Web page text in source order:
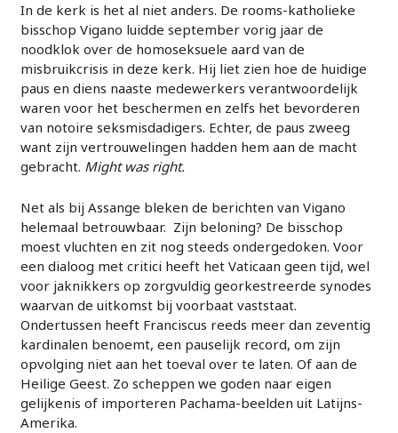
In de kerk is het al niet anders. De rooms-katholieke
bisschop Vigano luidde september vorig jaar de
noodklok over de homoseksuele aard van de
misbruikcrisis in deze kerk. Hij liet zien hoe de huidige
paus en diens naaste medewerkers verantwoordelijk
waren voor het beschermen en zelfs het bevorderen
van notoire seksmisdadigers. Echter, de paus zweeg
want zijn vertrouwelingen hadden hem aan de macht
gebracht. Might was right.
Net als bij Assange bleken de berichten van Vigano
helemaal betrouwbaar. Zijn beloning? De bisschop
moest vluchten en zit nog steeds ondergedoken. Voor
een dialoog met critici heeft het Vaticaan geen tijd, wel
voor jaknikkers op zorgvuldig georkestreerde synodes
waarvan de uitkomst bij voorbaat vaststaat.
Ondertussen heeft Franciscus reeds meer dan zeventig
kardinalen benoemt, een pauselijk record, om zijn
opvolging niet aan het toeval over te laten. Of aan de
Heilige Geest. Zo scheppen we goden naar eigen
gelijkenis of importeren Pachama-beelden uit Latijns-
Amerika.